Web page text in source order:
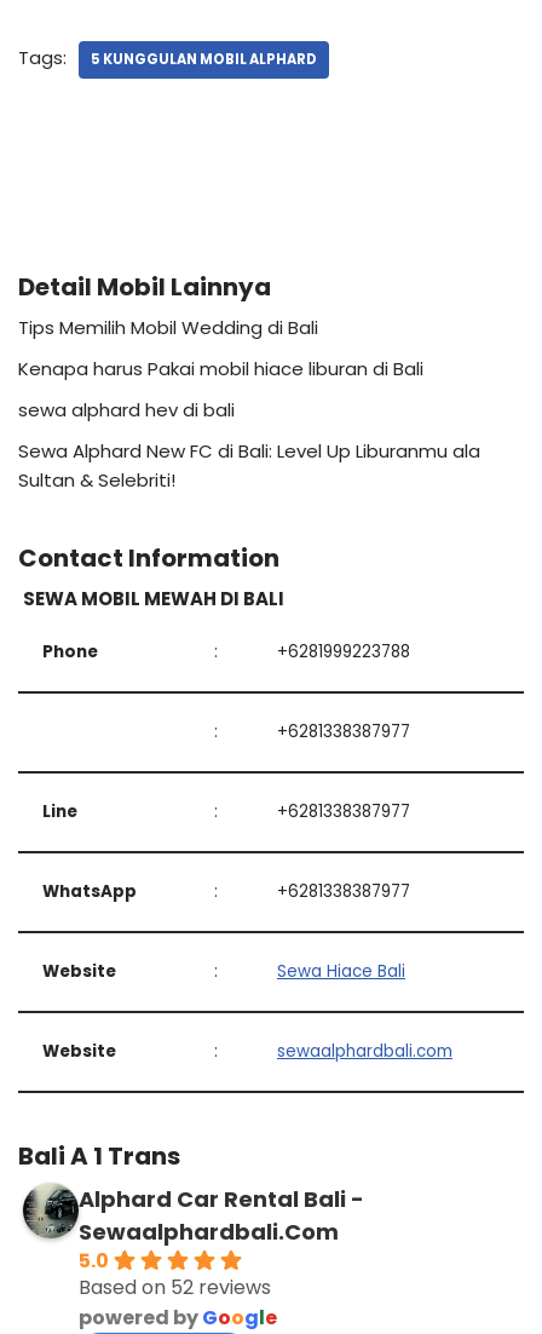
Tags: 5 KUNGGULAN MOBIL ALPHARD
Detail Mobil Lainnya
Tips Memilih Mobil Wedding di Bali
Kenapa harus Pakai mobil hiace liburan di Bali
sewa alphard hev di bali
Sewa Alphard New FC di Bali: Level Up Liburanmu ala
Sultan & Selebriti!
Contact Information
SEWA MOBIL MEWAH DI BALI
Phone : +6281999223788
: +6281338387977
Line : +6281338387977
WhatsApp : +6281338387977
Website : Sewa Hiace Bali
Website : sewaalphardbali.com
Bali A 1 Trans
Alphard Car Rental Bali -
Sewaalphardbali.Com
5.0
Based on 52 reviews
powered byGoogle